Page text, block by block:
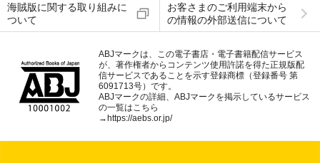
海賊版に関する取り組みに
ついて
お客さまのご利用端末から
の情報の外部送信について
ABJマークは、この電子書店・電子書籍配信サービス
が、著作権者からコンテンツ使用許諾を得た正規版配
信サービスであることを示す登録商標（登録番号 第
6091713号）です。
ABJマークの詳細、ABJマークを掲示しているサービス
の一覧はこちら
→https://aebs.or.jp/